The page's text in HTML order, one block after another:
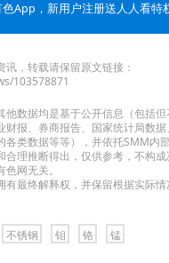
供需平衡, 2019-
口来看：中国以外的
App ，新用户注册送人人看特
，转载请保留原文链接：
103578871
他数据均是基于公开信息（包括
财报、券商报告、国家统计局数
类数据等等），并依托SMM内
合理推断得出，仅供参考，不构
网无关。
有最终解释权，并保留根据实际
不锈钢 钼 铬 锰